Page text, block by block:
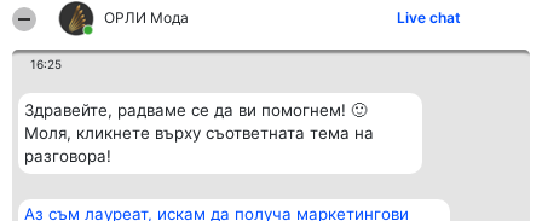
ОРЛИ Мода Live chat
16:25
Здравейте, радваме се да ви помогнем! 🙂
Моля, кликнете върху съответната тема на
разговора!
Аз съм лауреат, искам да получа маркетингови
Организатор на Класация Контакти